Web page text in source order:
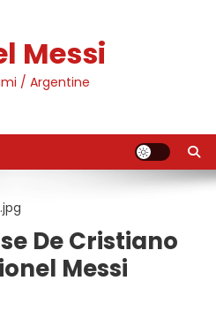
Messi
/ Argentine
De Cristiano
Messi